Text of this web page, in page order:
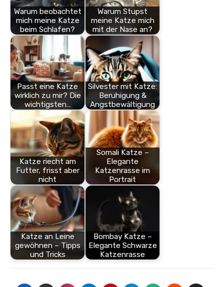
Warum beobachtet
mich meine Katze
beim Schlafen?
Warum Stupst
meine Katze mich
mit der Nase an?
Passt eine Katze
wirklich zu mir? Die
wichtigsten…
Silvester mit Katze:
Beruhigung &
Angstbewältigung
Katze riecht am
Futter, frisst aber
nicht
Somali Katze –
Elegante
Katzenrasse im
Portrait
Katze an Leine
gewöhnen – Tipps
und Tricks
Bombay Katze –
Elegante Schwarze
Katzenrasse